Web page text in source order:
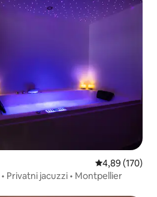
Prosječna
4,89 (170)
Privatni jacuzzi • Montpellier